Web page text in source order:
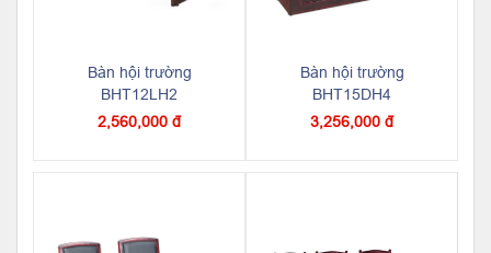
Bàn hội trường
BHT12LH2
2,560,000 đ
Bàn hội trường
BHT15DH4
3,256,000 đ